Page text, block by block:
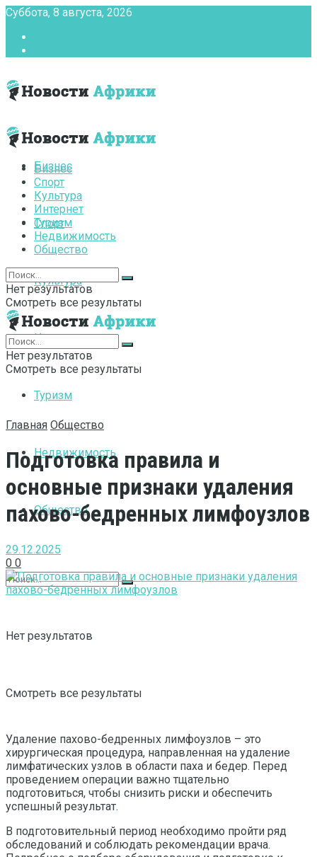
Суббота, 8 августа, 2026
Бизнес
Спорт
Культура
Интернет
Туризм
Недвижимость
Общество
Нет результатов
Смотреть все результаты
Бизнес
Спорт
Культура
Интернет
Туризм
Недвижимость
Общество
Нет результатов
Смотреть все результаты
Нет результатов
Смотреть все результаты
Главная Общество
Подготовка правила и
основные признаки удаления
пахово-бедренных лимфоузлов
29.12.2025
0 0
Удаление пахово-бедренных лимфоузлов – это
хирургическая процедура, направленная на удаление
лимфатических узлов в области паха и бедер. Перед
проведением операции важно тщательно
подготовиться, чтобы снизить риски и обеспечить
успешный результат.
В подготовительный период необходимо пройти ряд
обследований и соблюдать рекомендации врача.